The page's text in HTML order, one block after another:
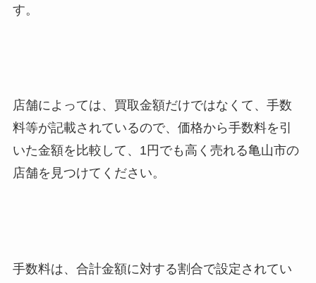
す。
店舗によっては、買取金額だけではなくて、手数
料等が記載されているので、価格から手数料を引
いた金額を比較して、1円でも高く売れる亀山市の
店舗を見つけてください。
手数料は、合計金額に対する割合で設定されてい